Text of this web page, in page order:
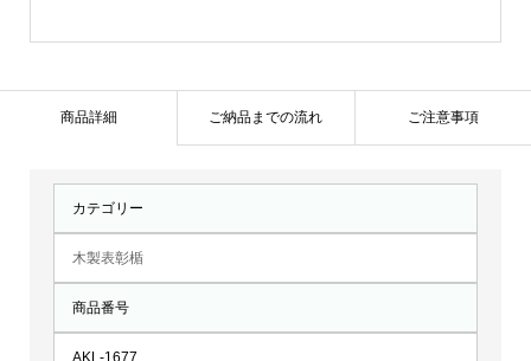
ク
AKL-
商品詳細 ご納品までの流れ ご注意事項
カテゴリー
木製表彰楯
商品番号
AKL-1677